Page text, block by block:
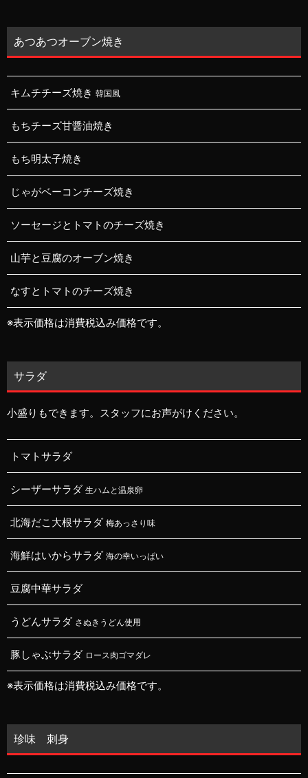
あつあつオーブン焼き
キムチチーズ焼き 韓国風
もちチーズ甘醤油焼き
もち明太子焼き
じゃがベーコンチーズ焼き
ソーセージとトマトのチーズ焼き
山芋と豆腐のオーブン焼き
なすとトマトのチーズ焼き
※表示価格は消費税込み価格です。
サラダ
小盛りもできます。スタッフにお声がけください。
トマトサラダ
シーザーサラダ 生ハムと温泉卵
北海だこ大根サラダ 梅あっさり味
海鮮はいからサラダ 海の幸いっぱい
豆腐中華サラダ
うどんサラダ さぬきうどん使用
豚しゃぶサラダ ロース肉ゴマダレ
※表示価格は消費税込み価格です。
珍味 刺身